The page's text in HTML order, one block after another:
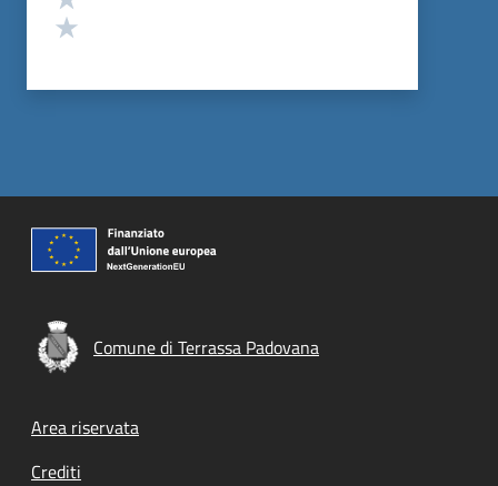
Comune di Terrassa Padovana
Footer menu
Area riservata
Crediti